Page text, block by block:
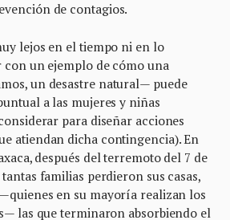
de contagios.
lejos en el tiempo ni en lo
un ejemplo de cómo una
un desastre natural— puede
a las mujeres y niñas
para diseñar acciones
atiendan dicha contingencia). En
después del terremoto del 7 de
familias perdieron sus casas,
en su mayoría realizan los
las que terminaron absorbiendo el